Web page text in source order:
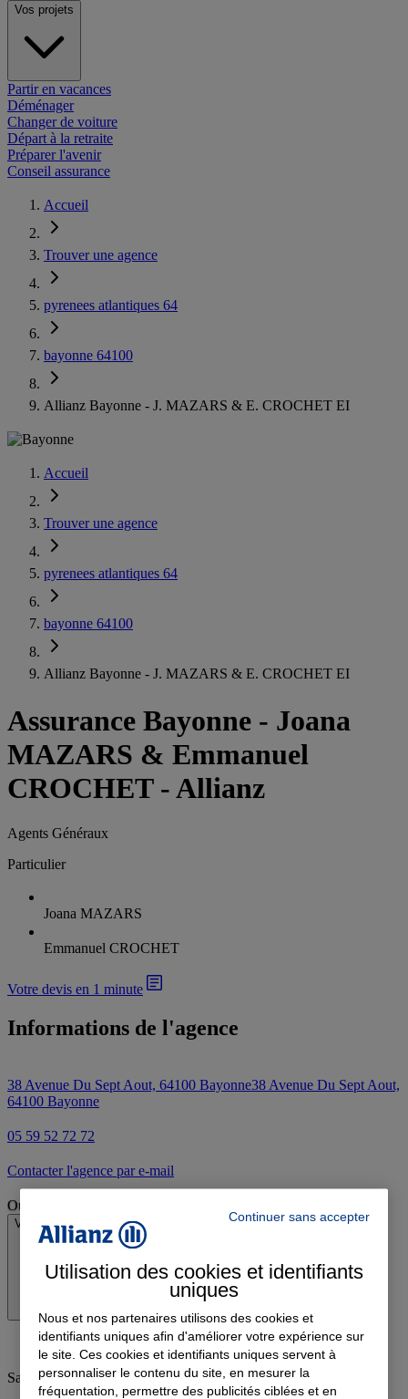
Vos projets
Partir en vacances
Déménager
Changer de voiture
Départ à la retraite
Préparer l'avenir
Conseil assurance
Accueil
Trouver une agence
pyrenees atlantiques 64
bayonne 64100
Allianz Bayonne - J. MAZARS & E. CROCHET EI
Accueil
Trouver une agence
pyrenees atlantiques 64
bayonne 64100
Allianz Bayonne - J. MAZARS & E. CROCHET EI
Assurance Bayonne - Joana
MAZARS & Emmanuel
CROCHET - Allianz
Agents Généraux
Particulier
Joana MAZARS
Emmanuel CROCHET
Votre devis en 1 minute
Informations de l'agence
38 Avenue Du Sept Aout, 64100 Bayonne38 Avenue Du Sept Aout,
64100 Bayonne
05 59 52 72 72
Contacter l'agence par e-mail
Ouvert
Voir les horaires
Samedi: 09:00-12:00
Continuer sans accepter
Utilisation des cookies et identifiants
uniques
Nous et nos partenaires utilisons des cookies et
identifiants uniques afin d'améliorer votre expérience sur
le site. Ces cookies et identifiants uniques servent à
personnaliser le contenu du site, en mesurer la
fréquentation, permettre des publicités ciblées et en